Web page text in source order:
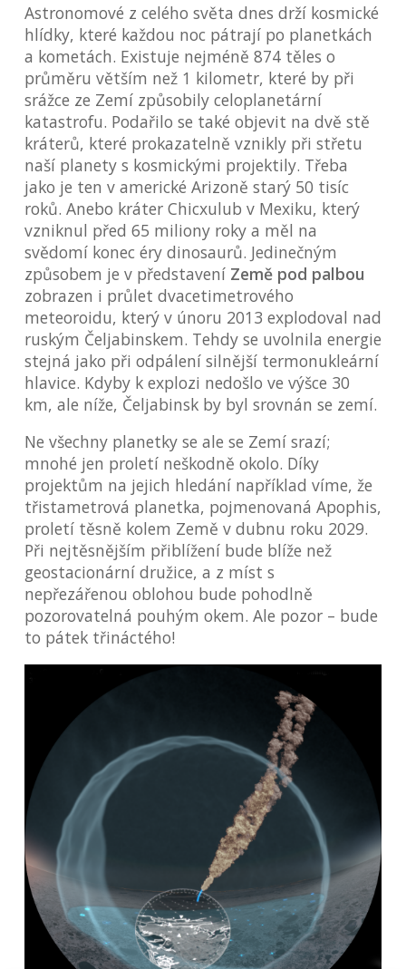
Astronomové z celého světa dnes drží kosmické
hlídky, které každou noc pátrají po planetkách
a kometách. Existuje nejméně 874 těles o
průměru větším než 1 kilometr, které by při
srážce ze Zemí způsobily celoplanetární
katastrofu. Podařilo se také objevit na dvě stě
kráterů, které prokazatelně vznikly při střetu
naší planety s kosmickými projektily. Třeba
jako je ten v americké Arizoně starý 50 tisíc
roků. Anebo kráter Chicxulub v Mexiku, který
vzniknul před 65 miliony roky a měl na
svědomí konec éry dinosaurů. Jedinečným
způsobem je v představení Země pod palbou
zobrazen i průlet dvacetimetrového
meteoroidu, který v únoru 2013 explodoval nad
ruským Čeljabinskem. Tehdy se uvolnila energie
stejná jako při odpálení silnější termonukleární
hlavice. Kdyby k explozi nedošlo ve výšce 30
km, ale níže, Čeljabinsk by byl srovnán se zemí.
Ne všechny planetky se ale se Zemí srazí;
mnohé jen proletí neškodně okolo. Díky
projektům na jejich hledání například víme, že
třistametrová planetka, pojmenovaná Apophis,
proletí těsně kolem Země v dubnu roku 2029.
Při nejtěsnějším přiblížení bude blíže než
geostacionární družice, a z míst s
nepřezářenou oblohou bude pohodlně
pozorovatelná pouhým okem. Ale pozor – bude
to pátek třináctého!